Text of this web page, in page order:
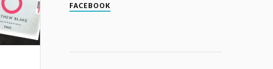
FACEBOOK